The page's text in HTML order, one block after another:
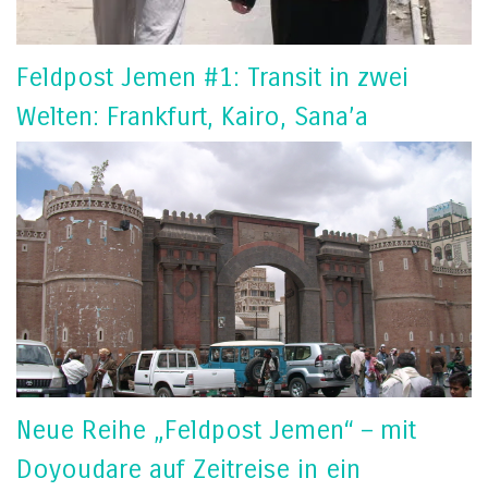
Feldpost Jemen #1: Transit in zwei
Welten: Frankfurt, Kairo, Sana’a
Neue Reihe „Feldpost Jemen“ – mit
Doyoudare auf Zeitreise in ein